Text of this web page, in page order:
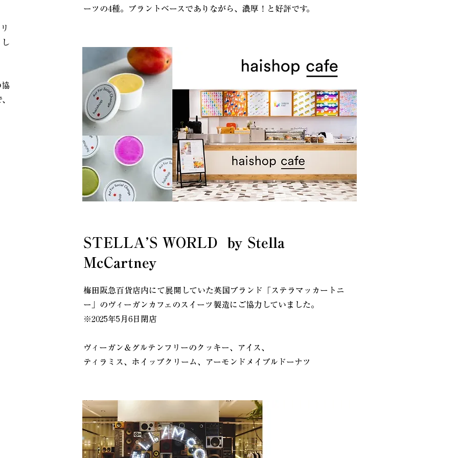
協
ーツの4種。プラントベースでありながら、濃厚！と好評です。
STELLA’S WORLD by Stella
McCartney
梅田阪急百貨店内にて展開していた英国ブランド「ステラマッカートニ
ー」のヴィーガンカフェのスイーツ製造にご協力していました。
※2025年5月6日閉店
ヴィーガン＆グルテンフリーのクッキー、アイス、
ティラミス、ホイップクリーム、アーモンドメイプルドーナツ